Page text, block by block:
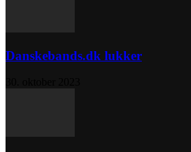
Danskebands.dk lukker